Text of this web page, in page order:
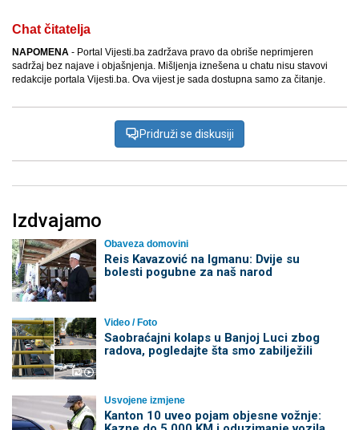
Chat čitatelja
NAPOMENA - Portal Vijesti.ba zadržava pravo da obriše neprimjeren
sadržaj bez najave i objašnjenja. Mišljenja iznešena u chatu nisu stavovi
redakcije portala Vijesti.ba. Ova vijest je sada dostupna samo za čitanje.
Pridruži se diskusiji
Izdvajamo
Obaveza domovini
Reis Kavazović na Igmanu: Dvije su
bolesti pogubne za naš narod
Video / Foto
Saobraćajni kolaps u Banjoj Luci zbog
radova, pogledajte šta smo zabilježili
Usvojene izmjene
Kanton 10 uveo pojam objesne vožnje: